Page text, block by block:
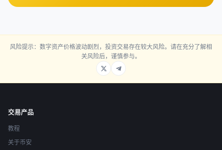
风险提示：数字资产价格波动剧烈，投资交易存在较大风险。请在充分了解相
关风险后，谨慎参与。
交易产品
教程
关于币安